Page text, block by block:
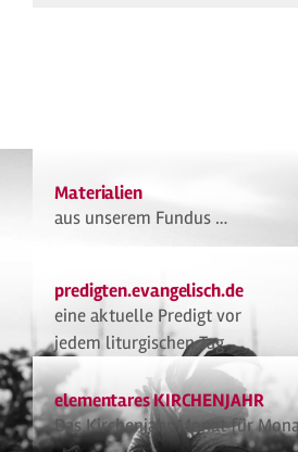
Materialien
aus unserem Fundus …
predigten.evangelisch.de
eine aktuelle Predigt vor
jedem liturgischen Tag
elementares KIRCHENJAHR
Das Kirchenjahr Monat für